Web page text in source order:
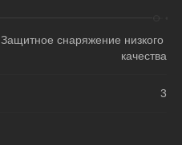
Защитное снаряжение низкого
качества
3